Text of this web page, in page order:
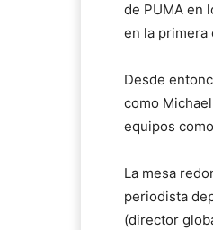
de PUMA en
en la primera
Desde
como
equipos
La mesa
periodista
(director